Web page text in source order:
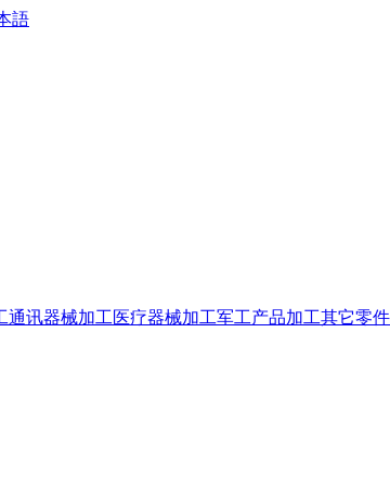
語
通讯器械加工医疗器械加工军工产品加工其它零